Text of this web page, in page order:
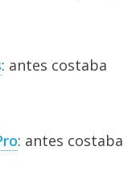
: antes costaba
: antes costaba